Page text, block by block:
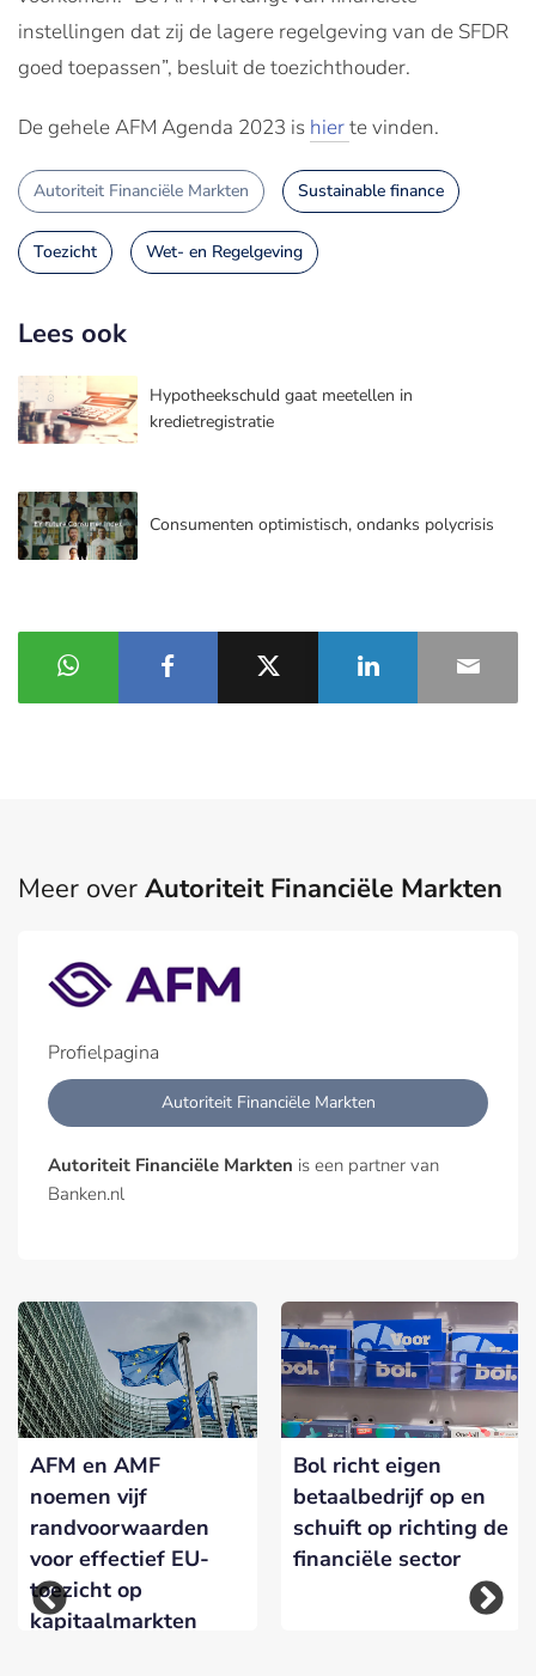
instellingen dat zij de lagere regelgeving van de SFDR
goed toepassen”, besluit de toezichthouder.
De gehele AFM Agenda 2023 is hierte vinden.
Autoriteit Financiële Markten Sustainable finance
Toezicht Wet- en Regelgeving
Lees ook
Hypotheekschuld gaat meetellen in
kredietregistratie
Consumenten optimistisch, ondanks polycrisis
Meer over Autoriteit Financiële Markten
Profielpagina
Autoriteit Financiële Markten
Autoriteit Financiële Markten is een partner van
Banken.nl
AFM en AMF
noemen vijf
randvoorwaarden
voor effectief EU-
toezicht op
kapitaalmarkten
Bol richt eigen
betaalbedrijf op en
schuift op richting de
financiële sector